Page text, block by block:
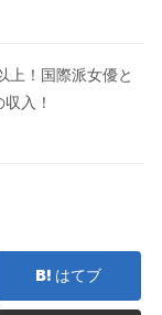
上！国際派女優と
入！
はてブ